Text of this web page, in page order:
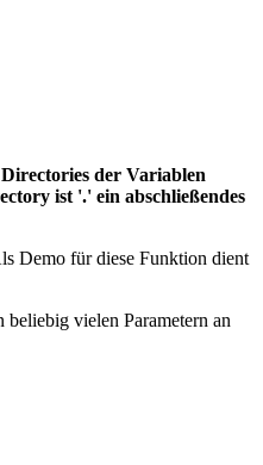
der Variablen
ist '.' ein abschließendes
Demo für diese Funktion dient
vielen Parametern an